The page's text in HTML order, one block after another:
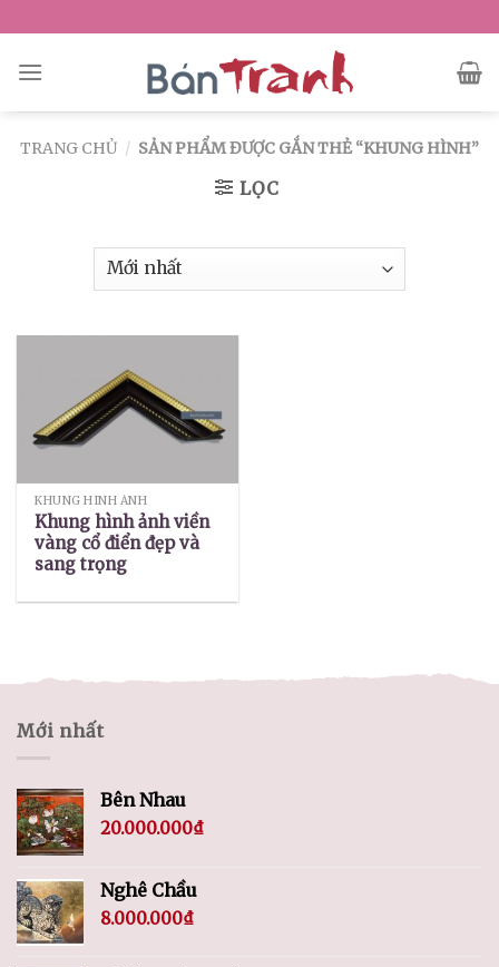
to
content
TRANG CHỦ / SẢN PHẨM ĐƯỢC GẮN THẺ “KHUNG HÌNH”
LỌC
KHUNG HÌNH ẢNH
Khung hình ảnh viền
vàng cổ điển đẹp và
sang trọng
Mới nhất
Bên Nhau
20.000.000₫
Nghê Chầu
8.000.000₫